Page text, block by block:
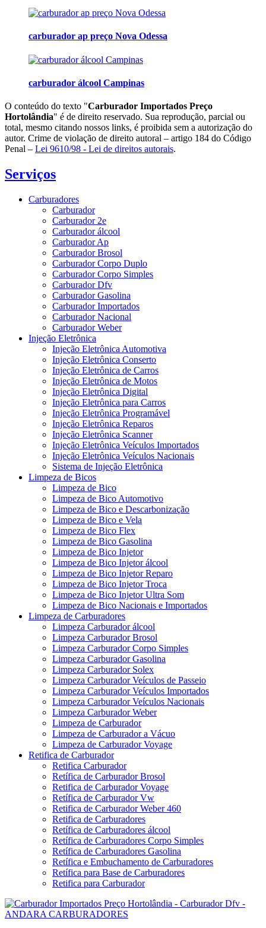
carburador ap preço Nova Odessa
carburador álcool Campinas
O conteúdo do texto "Carburador Importados Preço
Hortolândia" é de direito reservado. Sua reprodução, parcial ou
total, mesmo citando nossos links, é proibida sem a autorização do
autor. Crime de violação de direito autoral – artigo 184 do Código
Penal – Lei 9610/98 - Lei de direitos autorais.
Serviços
Carburadores
Carburador
Carburador 2e
Carburador álcool
Carburador Ap
Carburador Brosol
Carburador Corpo Duplo
Carburador Corpo Simples
Carburador Dfv
Carburador Gasolina
Carburador Importados
Carburador Nacional
Carburador Weber
Injeção Eletrônica
Injeção Eletrônica Automotiva
Injeção Eletrônica Conserto
Injeção Eletrônica de Carros
Injeção Eletrônica de Motos
Injeção Eletrônica Digital
Injeção Eletrônica para Carros
Injeção Eletrônica Programável
Injeção Eletrônica Reparos
Injeção Eletrônica Scanner
Injeção Eletrônica Veículos Importados
Injeção Eletrônica Veículos Nacionais
Sistema de Injeção Eletrônica
Limpeza de Bicos
Limpeza de Bico
Limpeza de Bico Automotivo
Limpeza de Bico e Descarbonização
Limpeza de Bico e Vela
Limpeza de Bico Flex
Limpeza de Bico Gasolina
Limpeza de Bico Injetor
Limpeza de Bico Injetor álcool
Limpeza de Bico Injetor Reparo
Limpeza de Bico Injetor Troca
Limpeza de Bico Injetor Ultra Som
Limpeza de Bico Nacionais e Importados
Limpeza de Carburadores
Limpeza Carburador álcool
Limpeza Carburador Brosol
Limpeza Carburador Corpo Simples
Limpeza Carburador Gasolina
Limpeza Carburador Solex
Limpeza Carburador Veículos de Passeio
Limpeza Carburador Veículos Importados
Limpeza Carburador Veículos Nacionais
Limpeza Carburador Weber
Limpeza de Carburador
Limpeza de Carburador a Vácuo
Limpeza de Carburador Voyage
Retifica de Carburador
Retifica Carburador
Retífica de Carburador Brosol
Retifica de Carburador Voyage
Retífica de Carburador Vw
Retifica de Carburador Weber 460
Retifica de Carburadores
Retífica de Carburadores álcool
Retífica de Carburadores Corpo Simples
Retífica de Carburadores Gasolina
Retífica e Embuchamento de Carburadores
Retífica para Base de Carburadores
Retifica para Carburador